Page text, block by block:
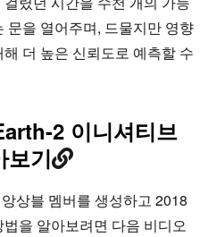
문을 열어주며, 드물지만 영향
더 높은 신뢰도로 예측할 수
2 이니셔티브
보기
상블 멤버를 생성하고 2018
을 알아보려면 다음 비디오